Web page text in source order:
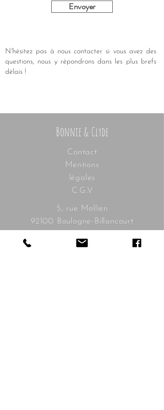
Envoyer
N'hésitez pas à nous contacter si vous avez des
questions, nous y répondrons dans les plus brefs
délais !
Bonnie & Clyde
Contact
Mentions
légales
C.G.V
5, rue Mollien
92100 Boulogne-Billancourt